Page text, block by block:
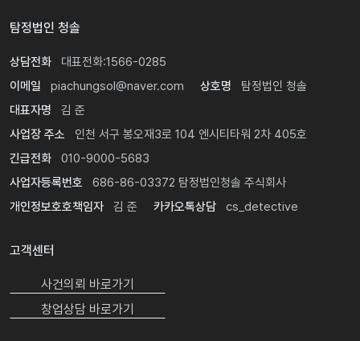
탐정법인 청솔
상담전화
대표전화:1566-0285
이메일
piachungsol@naver.com 상호명
탐정법인 청솔
대표자명
김 준
사업장 주소
인천 서구 봉오재3로 104 엔시티타워 2차 405호
긴급전화
010-9000-5683
사업자등록번호
686-86-03372 탐정법인청솔 주식회사
개인정보호호책임자
김 준 카카오톡상담 cs_detective
고객센터
사건의뢰 바로가기
창업상담 바로가기
24시간 빠른상담 1566-0285